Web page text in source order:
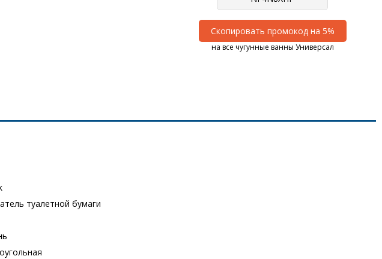
Скопировать промокод на 5%
на все чугунные ванны Универсал
туалетной бумаги